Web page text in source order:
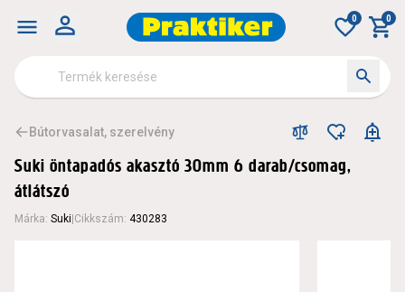
0 0
Bútorvasalat, szerelvény
Suki öntapadós akasztó 30mm 6 darab/csomag,
átlátszó
Márka: Suki Cikkszám: 430283